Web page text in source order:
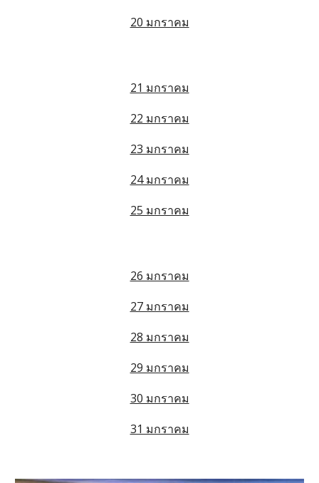
20 มกราคม
21 มกราคม
22 มกราคม
23 มกราคม
24 มกราคม
25 มกราคม
26 มกราคม
27 มกราคม
28 มกราคม
29 มกราคม
30 มกราคม
31 มกราคม